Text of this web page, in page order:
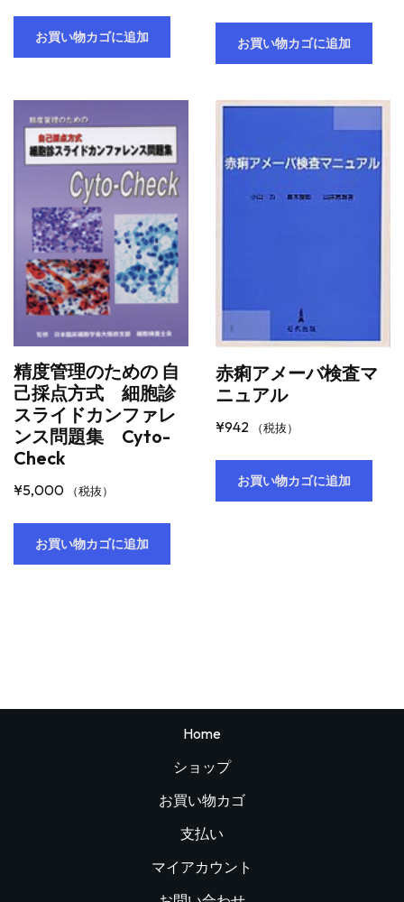
お買い物カゴに追加 お買い物カゴに追加
精度管理のための 自
己採点方式 細胞診
スライドカンファレ
ンス問題集 Cyto-
Check
¥5,000 （税抜）
お買い物カゴに追加
赤痢アメーバ検査マ
ニュアル
¥942 （税抜）
お買い物カゴに追加
Home
ショップ
お買い物カゴ
支払い
マイアカウント